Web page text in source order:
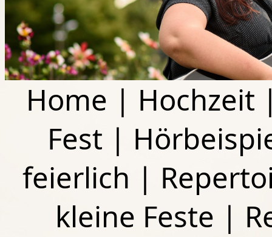
Home | Hochzeit
Fest |
feierlich |
kleine Feste |